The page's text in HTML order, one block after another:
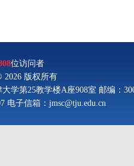
位访问者
2026 版权所有
学第25教学楼A座908室 邮编：
电子信箱：jmsc@tju.edu.cn